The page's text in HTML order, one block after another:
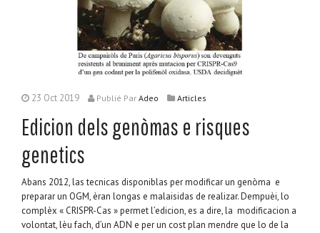
23 Oct 2019 Publié Par Adeo Articles
Edicion dels genòmas e risques
genetics
Abans 2012, las tecnicas disponiblas per modificar un genòma e
preparar un OGM, èran longas e malaisidas de realizar. Dempuèi, lo
complèx « CRISPR-Cas » permet l’edicion, es a dire, la modificacion a
volontat, lèu fach, d’un ADN e per un cost plan mendre que lo de la